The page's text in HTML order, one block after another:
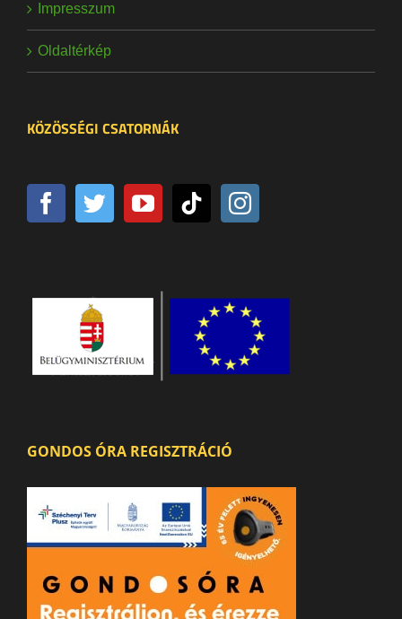
Impresszum
Oldaltérkép
KÖZÖSSÉGI CSATORNÁK
GONDOS ÓRA REGISZTRÁCIÓ